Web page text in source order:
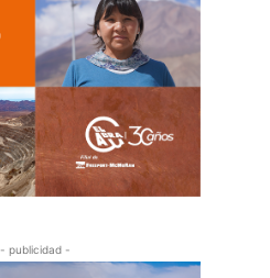
- publicidad -